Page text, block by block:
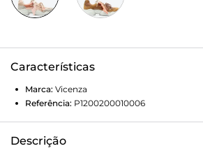
Características
Marca: Vicenza
Referência: P1200200010006
Descrição